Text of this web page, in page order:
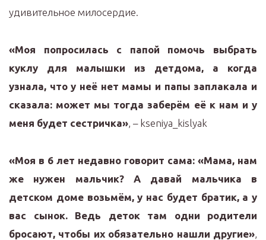
удивительное милосердие.
«Моя попросилась с папой помочь выбрать
куклу для малышки из детдома, а когда
узнала, что у неё нет мамы и папы заплакала и
сказала: может мы тогда заберём её к нам и у
меня будет сестричка» , – kseniya_kislyak
«Моя в 6 лет недавно говорит сама: «Мама, нам
же нужен мальчик? А давай мальчика в
детском доме возьмём, у нас будет братик, а у
вас сынок. Ведь деток там одни родители
бросают, чтобы их обязательно нашли другие»